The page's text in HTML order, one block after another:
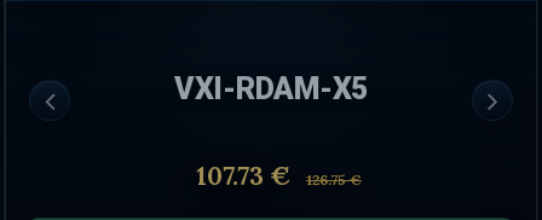
VXI-RDAM-X5
107.73 € 126.75 €